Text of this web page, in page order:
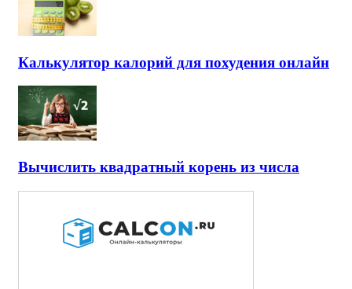
Калькулятор калорий для похудения онлайн
Вычислить квадратный корень из числа